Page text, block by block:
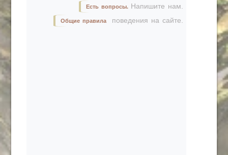
Есть вопросы. Напишите нам.
Общие правила поведения на сайте.